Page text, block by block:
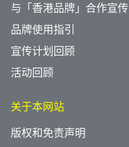
与「香港品牌」合作宣传
品牌使用指引
宣传计划回顾
活动回顾
关于本网站
版权和免责声明